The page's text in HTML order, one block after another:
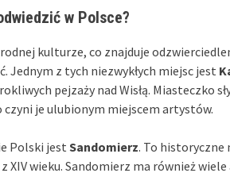
w Polsce?
kulturze, co znajduje
Jednym z tych niezwykłych miejsc jest
pejzaży nad Wisłą. Miasteczko
je ulubionym miejscem artystów.
Polski jest Sandomierz. To historyczne
XIV wieku. Sandomierz ma również